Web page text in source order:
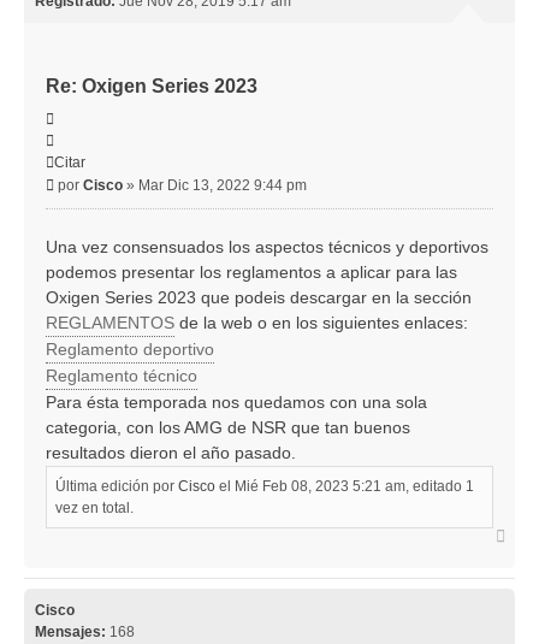
Re: Oxigen Series 2023
Citar
Mensaje
por Cisco » Mar Dic 13, 2022 9:44 pm
Una vez consensuados los aspectos técnicos y deportivos
podemos presentar los reglamentos a aplicar para las
Oxigen Series 2023 que podeis descargar en la sección
REGLAMENTOS de la web o en los siguientes enlaces:
Reglamento deportivo
Reglamento técnico
Para ésta temporada nos quedamos con una sola
categoria, con los AMG de NSR que tan buenos
resultados dieron el año pasado.
Última edición por Cisco el Mié Feb 08, 2023 5:21 am, editado 1
vez en total.
Cisco
Mensajes: 168